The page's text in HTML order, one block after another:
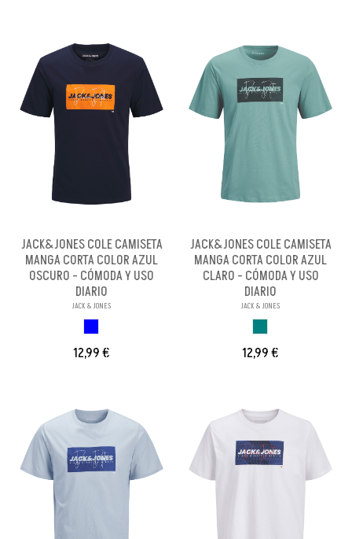
JACK&JONES COLE CAMISETA
MANGA CORTA COLOR AZUL
OSCURO - CÓMODA Y USO
DIARIO
JACK & JONES
12,99 €
JACK&JONES COLE CAMISETA
MANGA CORTA COLOR AZUL
CLARO - CÓMODA Y USO
DIARIO
JACK & JONES
12,99 €